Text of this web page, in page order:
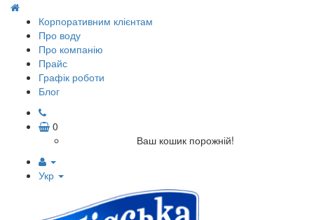
Корпоративним клієнтам
Про воду
Про компанію
Прайс
Графік роботи
Блог
0
Ваш кошик порожній!
Укр